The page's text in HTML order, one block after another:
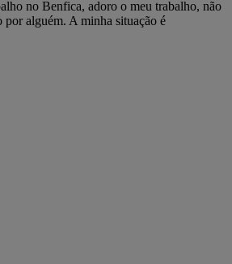
no Benfica, adoro o meu trabalho, não
por alguém. A minha situação é